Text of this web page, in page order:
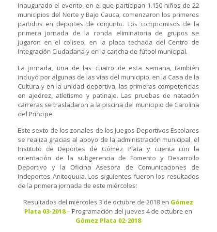
Inaugurado el evento, en el que participan 1.150 niños de 22
municipios del Norte y Bajo Cauca, comenzaron los primeros
partidos en deportes de conjunto. Los compromisos de la
primera jornada de la ronda eliminatoria de grupos se
jugaron en el coliseo, en la placa techada del Centro de
Integración Ciudadana y en la cancha de fútbol municipal.
La jornada, una de las cuatro de esta semana, también
incluyó por algunas de las vías del municipio, en la Casa de la
Cultura y en la unidad deportiva, las primeras competencias
en ajedrez, atletismo y patinaje. Las pruebas de natación
carreras se trasladaron a la piscina del municipio de Carolina
del Príncipe.
Este sexto de los zonales de los Juegos Deportivos Escolares
se realiza gracias al apoyo de la administración municipal, el
Instituto de Deportes de Gómez Plata y cuenta con la
orientación de la subgerencia de Fomento y Desarrollo
Deportivo y la Oficina Asesora de Comunicaciones de
Indeportes Anitoquuia. Los siguientes fueron los resultados
de la primera jornada de este miércoles:
Resultados del miércoles 3 de octubre de 2018 en Gómez
Plata 03-2018– Programación del jueves 4 de octubre en
Gómez Plata 02-2018